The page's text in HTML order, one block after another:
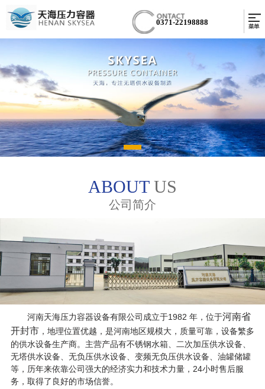
0371-22198888
ABOUT US
公司简介
河南天海压力容器设备有限公司成立于1982 年，位于河南省
开封市，地理位置优越，是河南地区规模大，质量可靠，设备繁多
的供水设备生产商。主营产品有不锈钢水箱、二次加压供水设备、
无塔供水设备、无负压供水设备、变频无负压供水设备、油罐储罐
等，历年来依靠公司强大的经济实力和技术力量，24小时售后服
务，取得了良好的市场信誉。